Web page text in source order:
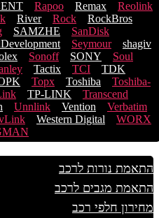
Rapoo Remax
Reolink
River Rock
RockBros
SAMZHE
SanDisk
Seymour
shagiv
Sonoff SONY
Soul
Tactix TCI
TDK
Topx Toshiba
Toshiba-
TP-LINK
Transcend
Unnlink Vention
Verbatim
Western Digital
WORX
התאמת נורות לרכב
התאמת מגבים לרכב
מחירון חלפי רכב